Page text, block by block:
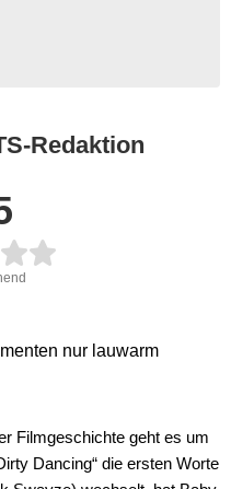
Redaktion
nur lauwarm
Filmgeschichte geht es um
Dancing“ die ersten Worte